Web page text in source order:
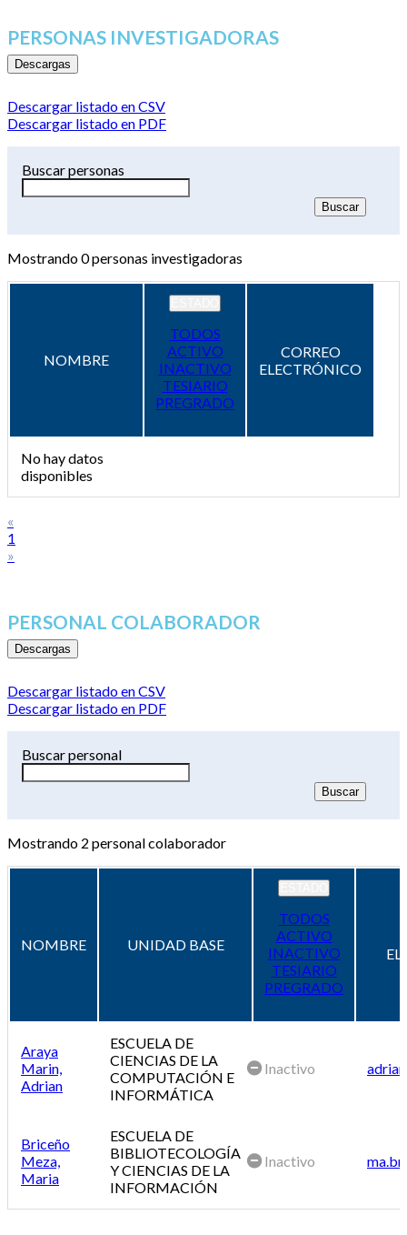
PERSONAS INVESTIGADORAS
Descargas
Descargar listado en CSV
Descargar listado en PDF
Buscar personas
Mostrando0personas investigadoras
NOMBRE
TODOS
ACTIVO
INACTIVO
TESIARIO
PREGRADO
CORREO
ELECTRÓNICO
No hay datos
disponibles
«
1
»
PERSONAL COLABORADOR
Descargas
Descargar listado en CSV
Descargar listado en PDF
Buscar personal
Mostrando 2 personal colaborador
NOMBRE UNIDAD BASE
TODOS
ACTIVO
INACTIVO
TESIARIO
PREGRADO
Araya
Marin,
Adrian
ESCUELA DE
CIENCIAS DE LA
COMPUTACIÓN E
INFORMÁTICA
Inactivo
Briceño
Meza,
Maria
ESCUELA DE
BIBLIOTECOLOGÍA
Y CIENCIAS DE LA
INFORMACIÓN
Inactivo